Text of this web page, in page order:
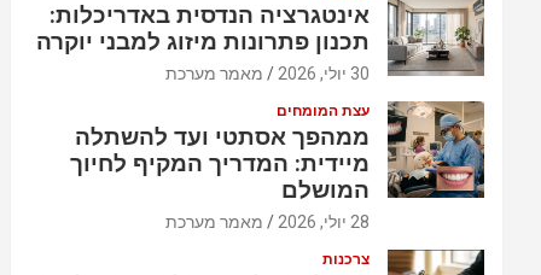
אינטגרציה הנדסית באדריכלות:
תכנון פתרונות מיזוג למבני יוקרה
30 יולי, 2026 מאמר מערכת
עצת המומחים
ממהפך אסתטי ועד להשתלה
מיידית: המדריך המקיף לחיוך
המושלם
28 יולי, 2026 מאמר מערכת
צרכנות